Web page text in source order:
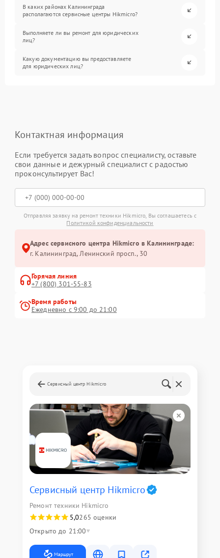
В каких районах Калининграда
располагаются сервисные центры Hikmicro?
Выполняете ли вы ремонт для юридических
лиц?
Какую документацию вы предоставляете
для юридических лиц?
Контактная информация
Если требуется задать вопрос специалисту, оставьте
свои данные и дежурный специалист с радостью
проконсультирует Вас!
Отправляя заявку на ремонт техники Hikmicro, Вы соглашаетесь с
Политикой конфиденциальности
Адрес сервисного центра Hikmicro в Калининграде:
г. Калининград, Ленинский просп., 30
Горячая линия
+7 (800) 301-55-83
Время работы
Ежедневно с 9:00 до 21:00
Сервисный центр Hikmicro
Сервисный центр Hikmicro
Ремонт техники Hikmicro
5,0265 оценки
Открыто до 21:00
Маршрут